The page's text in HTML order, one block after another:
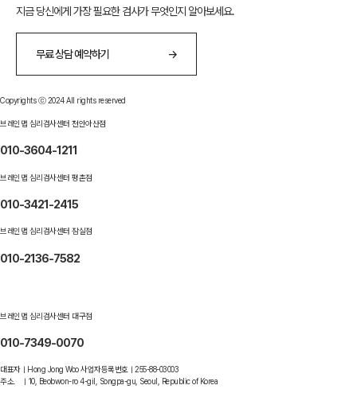
지금 당신에게 가장 필요한 검사가 무엇인지 알아보세요.
무료 상담 예약하기 →
Copyrights ⓒ 2024 All rights reserved
브레인맵 심리검사센터 천안아산점
010-3604-1211
브레인맵 심리검사센터 평촌점
010-3421-2415
브레인맵 심리검사센터 잠실점
010-2136-7582
브레인맵 심리검사센터 대구점
010-7349-0070
대표자ㅣHong Jong Woo 사업자등록번호ㅣ255-88-03003
주소. ㅣ10, Beobwon-ro 4-gil, Songpa-gu, Seoul, Republic of Korea